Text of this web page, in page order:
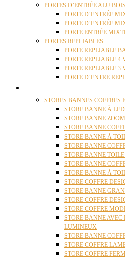
PORTES D’ENTRÉE ALU BOIS
PORTE D’ENTRÉE
PORTE D’ENTRÉE
PORTE ENTRÉE
PORTES REPLIABLES
PORTE REPLIABLE
PORTE REPLIABLE 4
PORTE REPLIABLE 3
PORTE D’ENTRE
STORES BANNES COFFRES
STORE BANNE À
STORE BANNE
STORE BANNE
STORE BANNE À
STORE BANNE
STORE BANNE
STORE BANNE
STORE BANNE À
STORE COFFRE
STORE BANNE
STORE COFFRE
STORE COFFRE
STORE BANNE
LUMINEUX
STORE BANNE
STORE COFFRE
STORE COFFRE